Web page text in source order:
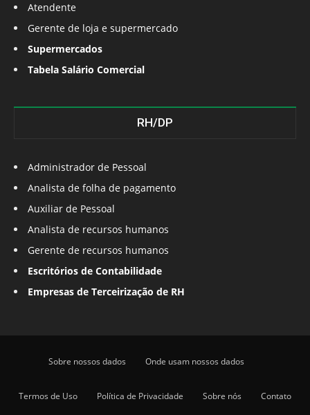
Atendente
Gerente de loja e supermercado
Supermercados
Tabela Salário Comercial
RH/DP
Administrador de Pessoal
Analista de folha de pagamento
Auxiliar de Pessoal
Analista de recursos humanos
Gerente de recursos humanos
Escritórios de Contabilidade
Empresas de Terceirização de RH
Sobre nossos dados Onde usam nossos dados
Termos de Uso Política de Privacidade Sobre nós Contato